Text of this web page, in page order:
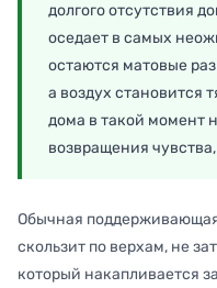
долгого отсутствия
оседает в самых
остаются матовые
а воздух становится
дома в такой момент
возвращения
Обычная
скользит по верхам, не
который накапливается